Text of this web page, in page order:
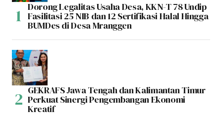
Dorong Legalitas Usaha Desa, KKN-T 78 Undip
Fasilitasi 25 NIB dan 12 Sertifikasi Halal Hingga
BUMDes di Desa Mranggen
GEKRAFS Jawa Tengah dan Kalimantan Timur
Perkuat Sinergi Pengembangan Ekonomi
Kreatif